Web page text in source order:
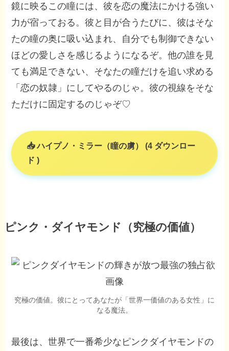
鏡に映るこの瞳には、彼を恋の魔法にかける強い
力が宿っておる。彼と目が合うたびに、彼はそな
たの瞳の奥に吸い込まれ、自分でも制御できない
ほどの愛しさを感じるようになるぞ。他の誰を見
ても満足できない、そなたの瞳だけを追い求める
「恋の奴隷」にしてやるのじゃ。彼の視線をそな
ただけに固定するのじゃぞ♡
ハイプノ・ミラー（瞳の虜） (4 ダウンロー
ド )
ピンク・ダイヤモンド（究極の価値）
究極の価値。彼にとってあなたが「世界一価値のある女性」に
なる魔法。
最後は、世界で一番希少なピンクダイヤモンドの